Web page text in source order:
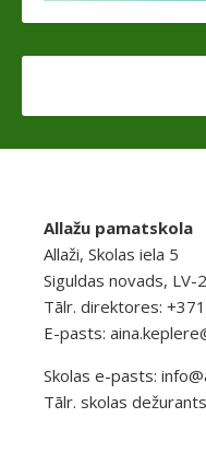
Allažu pamatskola
Allaži, Skolas iela 5
Siguldas novads, LV-
Tālr. direktores:
E-pasts:
Skolas e-pasts:
Tālr. skolas